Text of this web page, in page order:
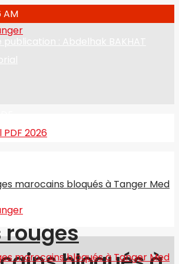
AM
: Abdelhak BAKHAT
2026
rouges